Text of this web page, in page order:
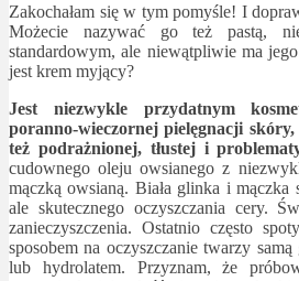
Zakochałam się w tym pomyśle! I
Możecie nazywać go też pastą,
standardowym, ale niewątpliwie ma
jest krem myjący?
Jest niezwykle przydatnym
poranno-wieczornej pielęgnacji skóry,
też podrażnionej, tłustej i
cudownego oleju owsianego z
mączką owsianą. Biała glinka i mączka
ale skutecznego oczyszczania cery.
zanieczyszczenia. Ostatnio często
sposobem na oczyszczanie twarzy
lub hydrolatem. Przyznam, że